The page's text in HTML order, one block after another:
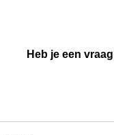
Heb je een